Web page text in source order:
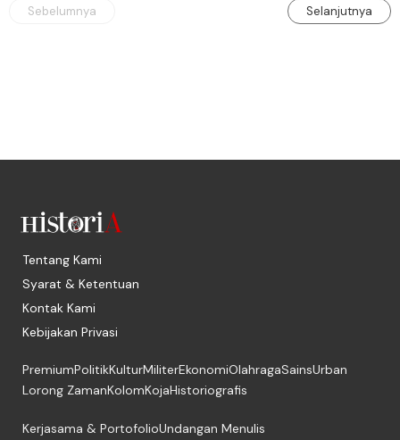
Sebelumnya Selanjutnya
Tentang Kami
Syarat & Ketentuan
Kontak Kami
Kebijakan Privasi
PremiumPolitikKulturMiliterEkonomiOlahragaSainsUrban
Lorong ZamanKolomKojaHistoriografis
Kerjasama & PortofolioUndangan Menulis